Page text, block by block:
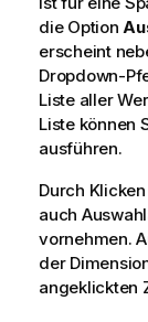
die Option
erscheint
Dropdown-
Liste aller
Liste können
ausführen.
Durch
auch
vornehmen.
der
angeklickten